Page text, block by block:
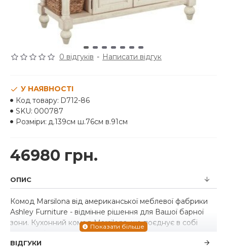
0 відгуків - Написати відгук
46980 грн.
У НАЯВНОСТІ
Код товару: D712-86
SKU: 000787
Розміри: д.139см ш.76см в.91см
ОПИС
Комод Marsilona від американської меблевої фабрики
Ashley Furniture - відмінне рішення для Вашої барної
зони. Кухонний комод Marsilona, ​​що поєднує в собі
практичність та двоколірне оздоблення, є рецептом
успіху в стилі шик котеджу. Створений для краси та
ВІДГУКИ